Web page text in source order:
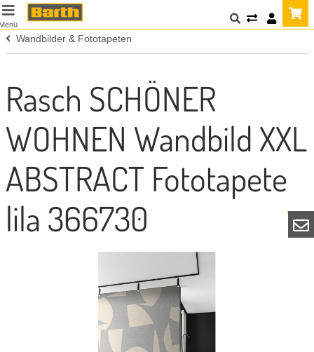
Wandbilder & Fototapeten
Rasch SCHÖNER
WOHNEN Wandbild XXL
ABSTRACT Fototapete
lila 366730